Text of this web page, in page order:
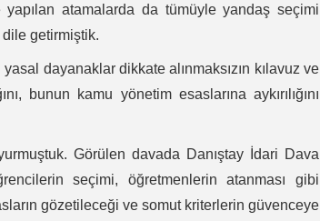
yapılan atamalarda da tümüyle yandaş seçimi
dile getirmiştik.
dayanaklar dikkate alınmaksızın kılavuz ve
bunun kamu yönetim esaslarına aykırılığını
Görülen davada Danıştay İdari Dava
seçimi, öğretmenlerin atanması gibi
gözetileceği ve somut kriterlerin güvenceye